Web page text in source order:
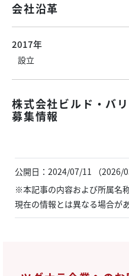
会社沿革
2017年
設立
株式会社ビルド・バ
募集情報
公開日：2024/07/11 （2026/
※本記事の内容および所属名
現在の情報とは異なる場合があ